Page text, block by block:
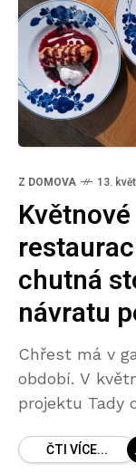
Z DOMOVA 13.
chutná
návratu
Chřest má v
období. V
projektu Tady
surovina, která
ČTI VÍCE...